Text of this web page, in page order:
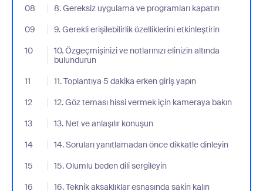
08
8. Gereksiz uygulama ve programları kapatın
- Jumplink to 8. Gereksiz uygulama ve programları kapatın
09
9. Gerekli erişilebilirlik özelliklerini etkinleştirin
- Jumplink to 9. Gerekli erişilebilirlik özelliklerini etkinleştirin
10
10. Özgeçmişinizi ve notlarınızı elinizin altında
bulundurun
- Jumplink to 10. Özgeçmişinizi ve notlarınızı elinizin altında
11 11. Toplantıya 5 dakika erken giriş yapın
- Jumplink to 11. Toplantıya 5 dakika erken giriş yapın
12
12. Göz teması hissi vermek için kameraya bakın
- Jumplink to 12. Göz teması hissi vermek için kameraya bakın
13
13. Net ve anlaşılır konuşun
- Jumplink to 13. Net ve anlaşılır konuşun
14
14. Soruları yanıtlamadan önce dikkatle dinleyin
- Jumplink to 14. Soruları yanıtlamadan önce dikkatle dinleyin
15
15. Olumlu beden dili sergileyin
- Jumplink to 15. Olumlu beden dili sergileyin
16
16. Teknik aksaklıklar esnasında sakin kalın
- Jumplink to 16. Teknik aksaklıklar esnasında sakin kalın